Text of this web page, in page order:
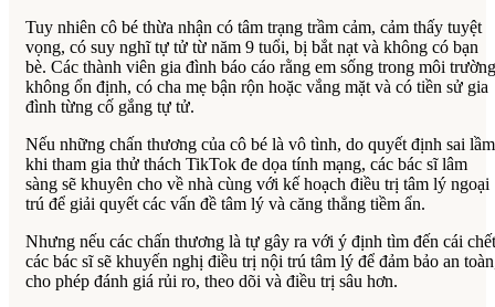
Tuy nhiên cô bé thừa nhận có tâm trạng trầm cảm, cảm thấy tuyệt
vọng, có suy nghĩ tự tử từ năm 9 tuổi, bị bắt nạt và không có bạn
bè. Các thành viên gia đình báo cáo rằng em sống trong môi trường
không ổn định, có cha mẹ bận rộn hoặc vắng mặt và có tiền sử gia
đình từng cố gắng tự tử.
Nếu những chấn thương của cô bé là vô tình, do quyết định sai lầm
khi tham gia thử thách TikTok đe dọa tính mạng, các bác sĩ lâm
sàng sẽ khuyên cho về nhà cùng với kế hoạch điều trị tâm lý ngoại
trú để giải quyết các vấn đề tâm lý và căng thẳng tiềm ẩn.
Nhưng nếu các chấn thương là tự gây ra với ý định tìm đến cái
các bác sĩ sẽ khuyến nghị điều trị nội trú tâm lý để đảm bảo an
cho phép đánh giá rủi ro, theo dõi và điều trị sâu hơn.